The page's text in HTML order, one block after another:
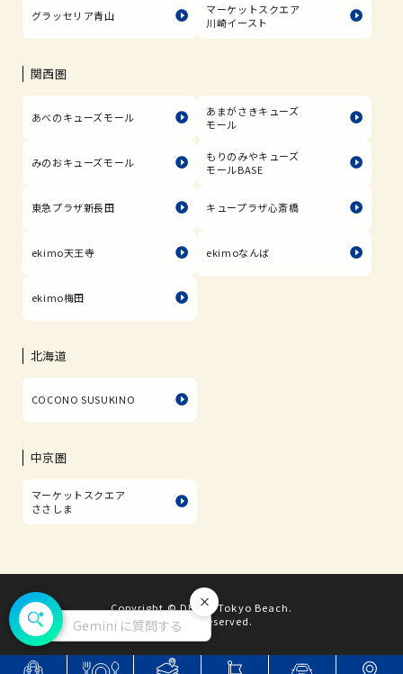
Gemini に質問する
閉じる
グラッセリア青山
マーケットスクエア
川崎イースト
関西圏
あべのキューズモール
あまがさきキューズ
モール
みのおキューズモール
もりのみやキューズ
モールBASE
東急プラザ新長田 キュープラザ心斎橋
ekimo天王寺 ekimoなんば
ekimo梅田
北海道
COCONO SUSUKINO
中京圏
マーケットスクエア
ささしま
Copyright © DECKS Tokyo Beach.
All rights reserved.